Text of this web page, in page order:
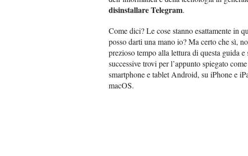
disinstallare Telegram.
Come dici? Le cose stanno esattamente in
posso darti una mano io? Ma certo che sì,
prezioso tempo alla lettura di questa guida
successive trovi per l’appunto spiegato
smartphone e tablet Android, su iPhone e
macOS.